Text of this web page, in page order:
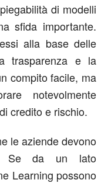
di modelli
sfida importante.
alla base delle
trasparenza e la
compito facile, ma
notevolmente
credito e rischio.
le aziende devono
Se da un lato
Learning possono